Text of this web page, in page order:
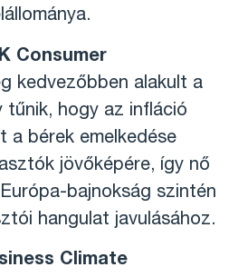
Consumer
kedvezőbben alakult a
tűnik, hogy az infláció
a bérek emelkedése
jövőképére, így nő
bajnokság szintén
hangulat javulásához.
Climate